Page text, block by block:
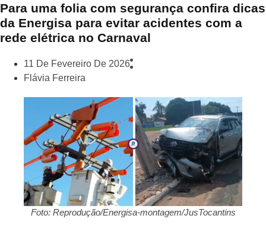
Para uma folia com segurança confira dicas
da Energisa para evitar acidentes com a
rede elétrica no Carnaval
11 De Fevereiro De 2026
Flávia Ferreira
Foto: Reprodução/Energisa-montagem/JusTocantins